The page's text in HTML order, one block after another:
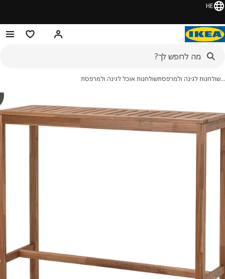
HE
היי! התחברו או הירשמו
מוצרים
לגינה ולמרפסתשולחנות אוכל לגינה ולמרפסת